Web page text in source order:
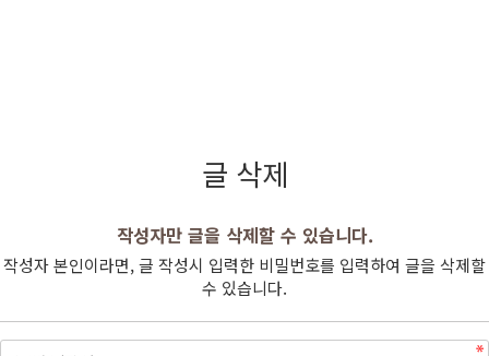
글 삭제
작성자만 글을 삭제할 수 있습니다.
작성자 본인이라면, 글 작성시 입력한 비밀번호를 입력하여 글을 삭제할
수 있습니다.